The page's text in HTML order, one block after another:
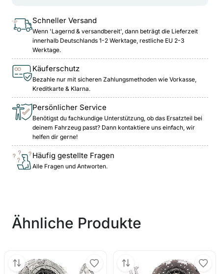
Schneller Versand
Wenn 'Lagernd & versandbereit', dann beträgt die Lieferzeit
innerhalb Deutschlands 1-2 Werktage, restliche EU 2-3
Werktage.
Käuferschutz
Bezahle nur mit sicheren Zahlungsmethoden wie Vorkasse,
Kreditkarte & Klarna.
Persönlicher Service
Benötigst du fachkundige Unterstützung, ob das Ersatzteil bei
deinem Fahrzeug passt? Dann kontaktiere uns einfach, wir
helfen dir gerne!
Häufig gestellte Fragen
Alle Fragen und Antworten.
Ähnliche Produkte